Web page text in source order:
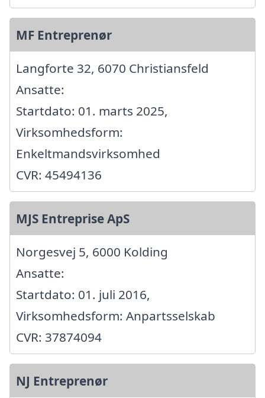
MF Entreprenør
Langforte 32, 6070 Christiansfeld
Ansatte:
Startdato: 01. marts 2025,
Virksomhedsform:
Enkeltmandsvirksomhed
CVR: 45494136
MJS Entreprise ApS
Norgesvej 5, 6000 Kolding
Ansatte:
Startdato: 01. juli 2016,
Virksomhedsform: Anpartsselskab
CVR: 37874094
NJ Entreprenør